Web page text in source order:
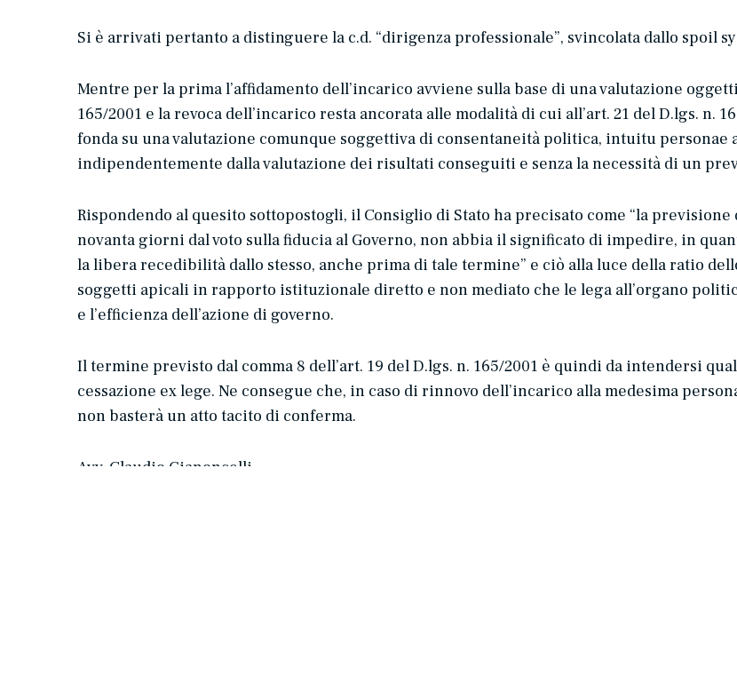
Si è arrivati pertanto a distinguere la c.d. “dirigenza professionale”, svincolata dallo spoil
Mentre per la prima l’affidamento dell’incarico avviene sulla base di una valutazione
165/2001 e la revoca dell’incarico resta ancorata alle modalità di cui all’art. 21 del D.lgs. n.
fonda su una valutazione comunque soggettiva di consentaneità politica, intuitu personae
indipendentemente dalla valutazione dei risultati conseguiti e senza la necessità di un
Rispondendo al quesito sottopostogli, il Consiglio di Stato ha precisato come “la previsione
novanta giorni dal voto sulla fiducia al Governo, non abbia il significato di impedire, in
la libera recedibilità dallo stesso, anche prima di tale termine” e ciò alla luce dellaratio
soggetti apicali in rapporto istituzionale diretto e non mediato che le lega all’organo
e l’efficienza dell’azione di governo.
Il termine previsto dal comma 8 dell’art. 19 del D.lgs. n. 165/2001 è quindi da intendersi
cessazione ex lege. Ne consegue che, in caso di rinnovo dell’incarico alla medesima
non basterà un atto tacito di conferma.
Avv. Claudio Gianoncelli